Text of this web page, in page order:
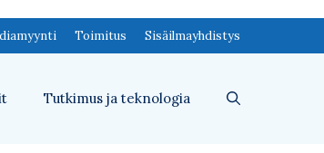
Toimitus Sisäilmayhdistys
Tutkimus ja teknologia